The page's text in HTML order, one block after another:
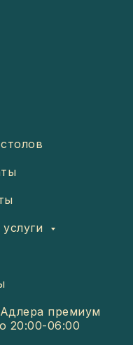
премиум
20:00-06:00